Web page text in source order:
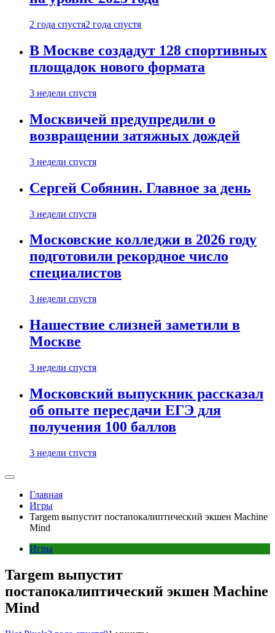
2 года спустя2 года спустя
В Москве создадут 128 спортивных
площадок нового формата
3 недели спустя
Москвичей предупредили о
возвращении затяжных дождей
3 недели спустя
Сергей Собянин. Главное за день
3 недели спустя
Московские колледжи в 2026 году
подготовили рекордное число
специалистов
3 недели спустя
Нашествие слизней заметили в
Москве
3 недели спустя
Московский выпускник рассказал
об опыте пересдачи ЕГЭ для
получения 100 баллов
3 недели спустя
Главная
Игры
Targem выпустит постапокалиптический экшен Machine
Mind
Игры
Targem выпустит
постапокалиптический экшен Machine
Mind